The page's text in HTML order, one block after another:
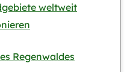
weltweit
Regenwaldes